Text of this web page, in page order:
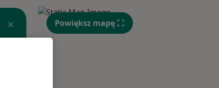
Powiększ mapę